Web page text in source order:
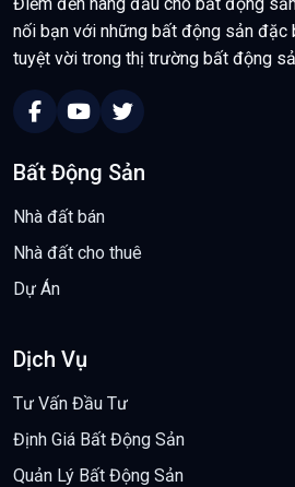
nối bạn với những bất động sản đặc
tuyệt vời trong thị trường bất động
Bất Động Sản
Nhà đất bán
Nhà đất cho thuê
Dự Án
Dịch Vụ
Tư Vấn Đầu Tư
Định Giá Bất Động Sản
Quản Lý Bất Động Sản